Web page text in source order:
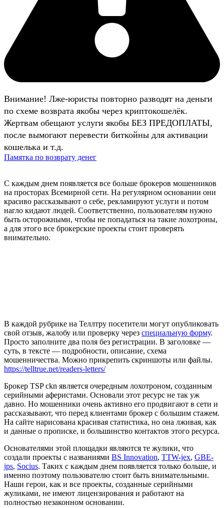
Внимание! Лже-юристы повторно разводят на деньги
по схеме возврата якобы через криптокошелёк.
Жертвам обещают услуги якобы БЕЗ ПРЕДОПЛАТЫ,
после вымогают перевести биткойны для активации
кошелька и т.д.
Памятка по возврату денег
С каждым днем появляется все больше брокеров мошенников
на просторах Всемирной сети. На регулярном основании они
красиво рассказывают о себе, рекламируют услуги и потом
нагло кидают людей. Соответственно, пользователям нужно
быть осторожными, чтобы не попадаться на такие лохотроны,
а для этого все брокерские проекты стоит проверять
внимательно.
В каждой рубрике на Теллтру посетители могут опубликовать
свой отзыв, жалобу или проверку через специальную форму.
Просто заполните два поля без регистрации. В заголовке —
суть, в тексте — подробности, описание, схема
мошенничества. Можно прикрепить скриншоты или файлы.
https://telltrue.net/readers-letters/
Брокер TSP ckn является очередным лохотроном, созданным
серийными аферистами. Основали этот ресурс не так уж
давно. Но мошенники очень активно его продвигают в сети и
рассказывают, что перед клиентами брокер с большим стажем.
На сайте нарисована красивая статистика, но она лживая, как
и данные о прописке, и большинство контактов этого ресурса.
Основателями этой площадки являются те жулики, что
создали проекты с названиями BS Innovation, TTW-jex, GBE-
jps, Socius. Таких с каждым днем появляется только больше, и
именно поэтому пользователю стоит быть внимательными.
Наши герои, как и все проекты, созданные серийными
жуликами, не имеют лицензирования и работают на
полностью незаконном основании.